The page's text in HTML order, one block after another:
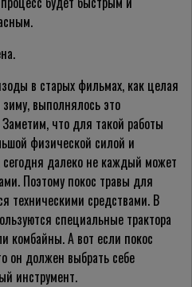
в старых фильмах, как целая
зиму, выполнялось это
что для такой работы
физической силой и
далеко не каждый может
Поэтому покос травы для
техническими средствами. В
специальные трактора
комбайны. А вот если покос
он должен выбрать себе
инструмент.